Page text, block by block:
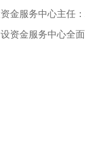
金服务中心主任
资金服务中心全面